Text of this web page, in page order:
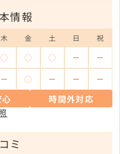
情報
木 金 土 日 祝
◯ ◯ ◯ ー ー
ー ◯ ー ー ー
時間外対応
ミ